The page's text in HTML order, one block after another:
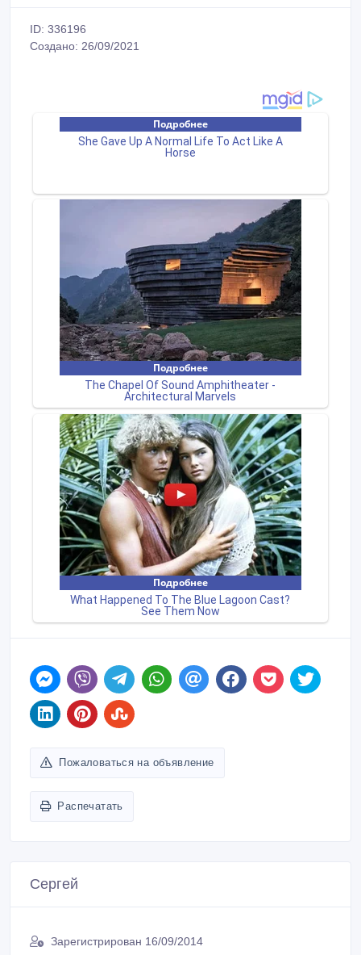
ID: 336196
Создано: 26/09/2021
Пожаловаться на объявление
Распечатать
Сергей
Зарегистрирован 16/09/2014